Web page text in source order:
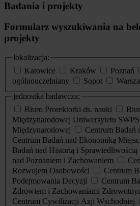
Badania i projekty
Formularz wyszukiwania na
projekty
lokalizacja:
Katowice
Kraków Poznań
ogólnouczelniany
Sopot
jednostka badawcza:
Biuro Prorektorki ds. nauki
Międzynarodowej Uniwersytetu SWPS
Międzynarodowej
Centrum Badań
Centrum Badań nad Ekonomiką
Badań nad Historią i Sprawiedliwością
nad Poznaniem i Zachowaniem
Rozwojem Osobowości
Centrum
Podejmowania Decyzji
Centrum
Zdrowiem i Zachowaniami
Centrum Cywilizacji Azji Wschodniej